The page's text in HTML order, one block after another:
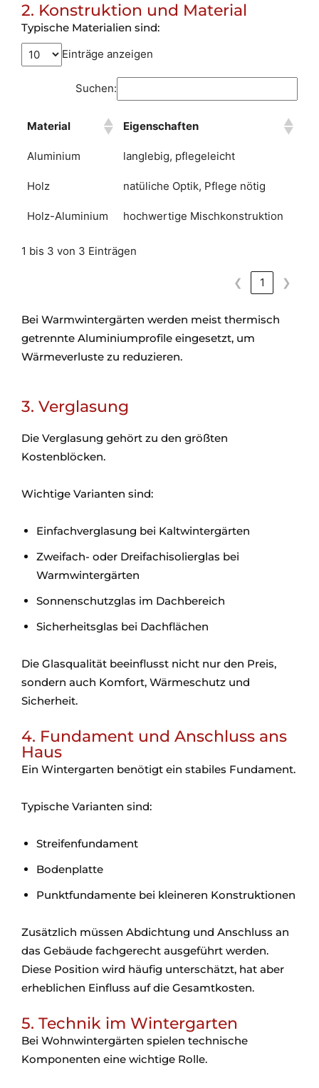
2. Konstruktion und Material
Typische Materialien sind:
Einträge anzeigen
Suchen:
Material Eigenschaften
Aluminium langlebig, pflegeleicht
Holz natüliche Optik, Pflege nötig
Holz-Aluminium hochwertige Mischkonstruktion
1 bis 3 von 3 Einträgen
❮ 1 ❯
Bei Warmwintergärten werden meist thermisch
getrennte Aluminiumprofile eingesetzt, um
Wärmeverluste zu reduzieren.
3. Verglasung
Die Verglasung gehört zu den größten
Kostenblöcken.
Wichtige Varianten sind:
Einfachverglasung bei Kaltwintergärten
Zweifach- oder Dreifachisolierglas bei
Warmwintergärten
Sonnenschutzglas im Dachbereich
Sicherheitsglas bei Dachflächen
Die Glasqualität beeinflusst nicht nur den Preis,
sondern auch Komfort, Wärmeschutz und
Sicherheit.
4. Fundament und Anschluss ans
Haus
Ein Wintergarten benötigt ein stabiles Fundament.
Typische Varianten sind:
Streifenfundament
Bodenplatte
Punktfundamente bei kleineren Konstruktionen
Zusätzlich müssen Abdichtung und Anschluss an
das Gebäude fachgerecht ausgeführt werden.
Diese Position wird häufig unterschätzt, hat aber
erheblichen Einfluss auf die Gesamtkosten.
5. Technik im Wintergarten
Bei Wohnwintergärten spielen technische
Komponenten eine wichtige Rolle.